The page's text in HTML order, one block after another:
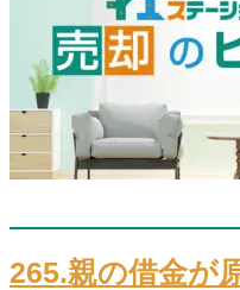
265.親の借金が